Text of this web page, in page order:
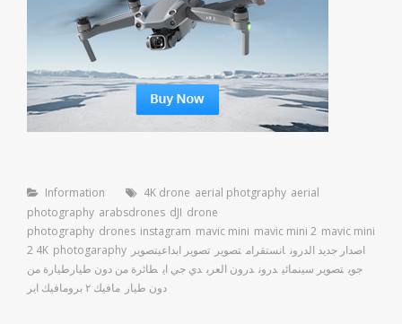
Categories
Information Tags
4K drone aerial photgraphy aerial
photography arabsdrones dJI drone
photography drones instagram mavic mini mavic mini 2 mavic mini
2 4K photogaraphy اصدار جديد الدرون انستقرام تصوير تصوير ابداعيتصوير
جوي تصوير سينمائي درون درون العرب دي جي اي طائرة من دون طيار طيارة من
دون طيار مافيك ٢ برو مافيك اير